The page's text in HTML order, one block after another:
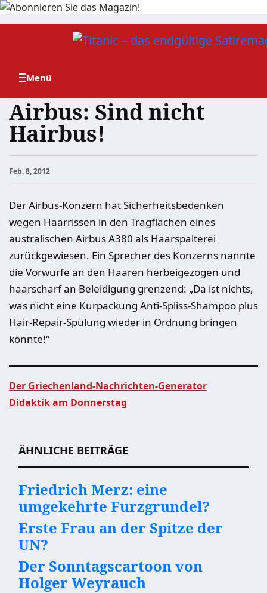
Zum
Airbus: Sind nicht
Hairbus!
Feb. 8, 2012
Der Airbus-Konzern hat Sicherheitsbedenken
wegen Haarrissen in den Tragflächen eines
australischen Airbus A380 als Haarspalterei
zurückgewiesen. Ein Sprecher des Konzerns nannte
die Vorwürfe an den Haaren herbeigezogen und
haarscharf an Beleidigung grenzend: „Da ist nichts,
was nicht eine Kurpackung Anti-Spliss-Shampoo plus
Hair-Repair-Spülung wieder in Ordnung bringen
könnte!“
Der Griechenland-Nachrichten-Generator
Didaktik am Donnerstag
ÄHNLICHE BEITRÄGE
Friedrich Merz: eine
umgekehrte Furzgrundel?
Erste Frau an der Spitze der
UN?
Der Sonntagscartoon von
Holger Weyrauch